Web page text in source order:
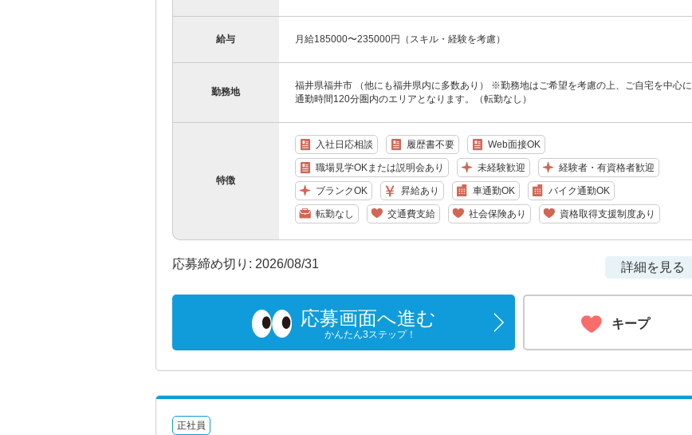
給与 月給185000〜235000円（スキル・経験を考慮）
勤務地
福井県福井市 （他にも福井県内に多数あり） ※勤務地はご希望を考慮の上、ご自宅を中心に
通勤時間120分圏内のエリアとなります。（転勤なし）
特徴
入社日応相談 履歴書不要 Web面接OK
職場見学OKまたは説明会あり 未経験歓迎 経験者・有資格者歓迎
ブランクOK 昇給あり 車通勤OK バイク通勤OK
転勤なし 交通費支給 社会保険あり 資格取得支援制度あり
応募締め切り: 2026/08/31 詳細を見る
応募画面へ進む
かんたん3ステップ！
キープ
正社員